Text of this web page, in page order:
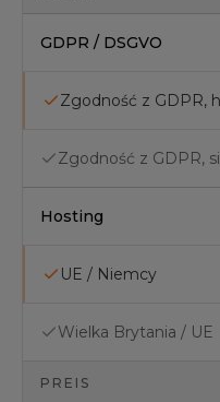
GDPR / DSGVO
Zgodność z GDPR,
Zgodność z GDPR,
Hosting
UE / Niemcy
Wielka Brytania / UE
PREIS